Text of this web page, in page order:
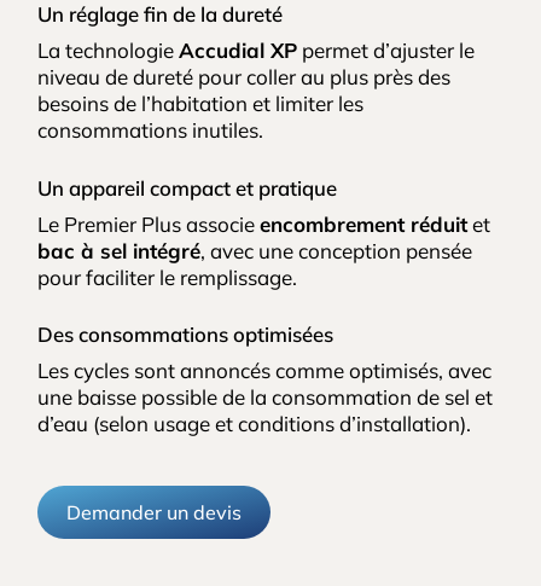
Un réglage fin de la dureté
La technologieAccudial XPpermet d’ajuster le
niveau de dureté pour coller au plus près des
besoins de l’habitation et limiter les
consommations inutiles.
Un appareil compact et pratique
Le Premier Plus associeencombrement réduitet
bac à sel intégré, avec une conception pensée
pour faciliter le remplissage.
Des consommations optimisées
Les cycles sont annoncés comme optimisés, avec
une baisse possible de la consommation de sel et
d’eau (selon usage et conditions d’installation).
Demander un devis